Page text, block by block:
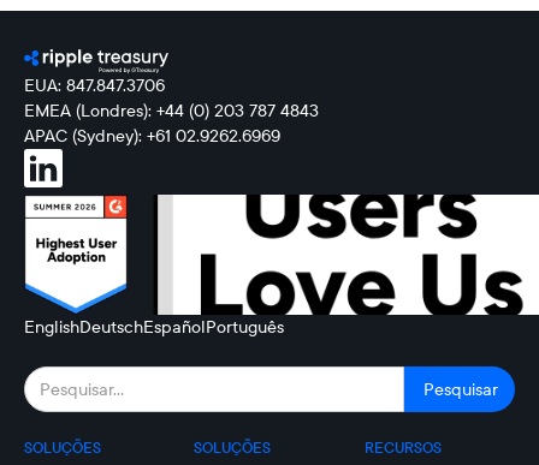
EUA: 847.847.3706
EMEA (Londres): +44 (0) 203 787 4843
APAC (Sydney): +61 02.9262.6969
EnglishDeutschEspañolPortuguês
SOLUÇÕES SOLUÇÕES RECURSOS